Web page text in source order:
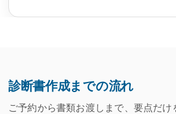
診断書作成までの流れ
ご予約から書類お渡しまで、要点だけ